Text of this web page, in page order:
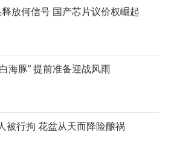
释放何信号 国产芯片议价权崛起
海豚” 提前准备迎战风雨
被行拘 花盆从天而降险酿祸